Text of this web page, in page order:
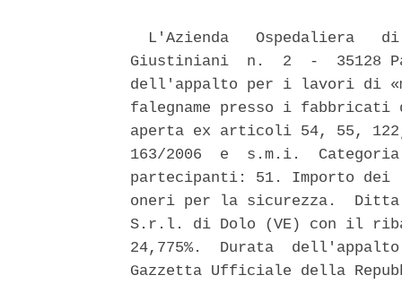
L'Azienda   Ospedaliera
Giustiniani  n.  2  -  35128
dell'appalto per i lavori di
falegname presso i fabbricati
aperta ex articoli 54, 55,
163/2006  e  s.m.i.
partecipanti: 51. Importo
oneri per la sicurezza.  Ditta
S.r.l. di Dolo (VE) con il
24,775%.  Durata
Gazzetta Ufficiale della